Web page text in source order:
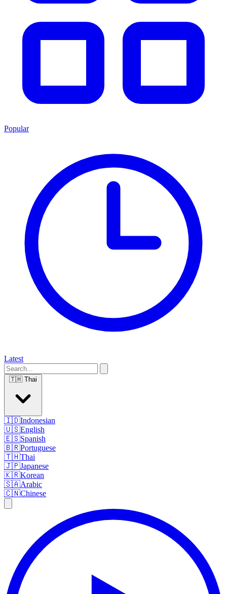
Popular
Latest
🇹🇭 Thai
🇮🇩Indonesian
🇺🇸English
🇪🇸Spanish
🇧🇷Portuguese
🇹🇭Thai
🇯🇵Japanese
🇰🇷Korean
🇸🇦Arabic
🇨🇳Chinese